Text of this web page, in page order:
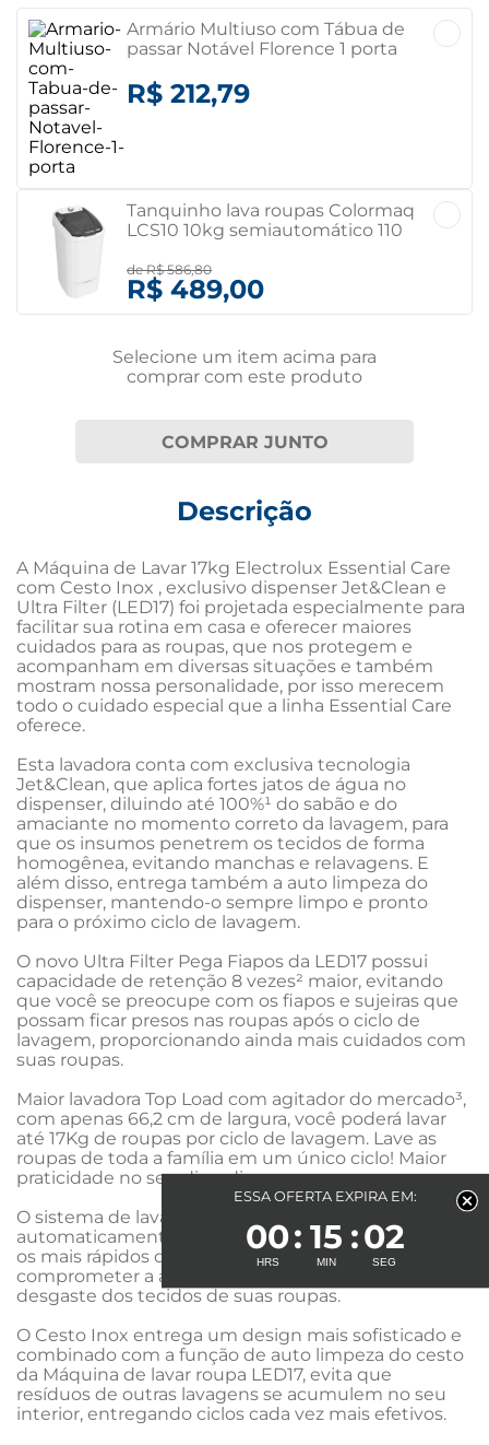
Armário Multiuso com Tábua de
passar Notável Florence 1 porta
R$ 212,79
Tanquinho lava roupas Colormaq
LCS10 10kg semiautomático 110
deR$ 586,80
R$ 489,00
Selecione um item acima para
comprar com este produto
COMPRAR JUNTO
Descrição
A Máquina de Lavar 17kg Electrolux Essential Care
com Cesto Inox , exclusivo dispenser Jet&Clean e
Ultra Filter (LED17) foi projetada especialmente para
facilitar sua rotina em casa e oferecer maiores
cuidados para as roupas, que nos protegem e
acompanham em diversas situações e também
mostram nossa personalidade, por isso merecem
todo o cuidado especial que a linha Essential Care
oferece.
Esta lavadora conta com exclusiva tecnologia
Jet&Clean, que aplica fortes jatos de água no
dispenser, diluindo até 100%¹ do sabão e do
amaciante no momento correto da lavagem, para
que os insumos penetrem os tecidos de forma
homogênea, evitando manchas e relavagens. E
além disso, entrega também a auto limpeza do
dispenser, mantendo-o sempre limpo e pronto
para o próximo ciclo de lavagem.
O novo Ultra Filter Pega Fiapos da LED17 possui
capacidade de retenção 8 vezes² maior, evitando
que você se preocupe com os fiapos e sujeiras que
possam ficar presos nas roupas após o ciclo de
lavagem, proporcionando ainda mais cuidados com
suas roupas.
Maior lavadora Top Load com agitador do mercado³,
com apenas 66,2 cm de largura, você poderá lavar
até 17Kg de roupas por ciclo de lavagem. Lave as
roupas de toda a família em um único ciclo! Maior
praticidade no seu dia a dia.
O sistema de lavagem Ciclos Rápidos otimiza
automaticamente o tempo dos programas, deixa-
os mais rápidos quando necessário sem
comprometer a alta performance, evitando assim, o
desgaste dos tecidos de suas roupas.
O Cesto Inox entrega um design mais sofisticado e
combinado com a função de auto limpeza do cesto
da Máquina de lavar roupa LED17, evita que
resíduos de outras lavagens se acumulem no seu
interior, entregando ciclos cada vez mais efetivos.
ESSA OFERTA EXPIRA EM:
00 15 02